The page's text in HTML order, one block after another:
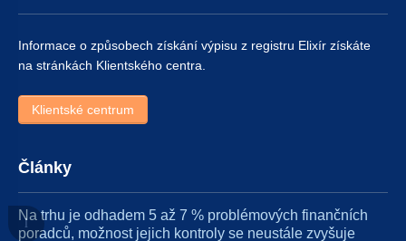
Informace o způsobech získání výpisu z registru Elixír získáte
na stránkách Klientského centra.
Klientské centrum
Články
Na trhu je odhadem 5 až 7 % problémových finančních
poradců, možnost jejich kontroly se neustále zvyšuje